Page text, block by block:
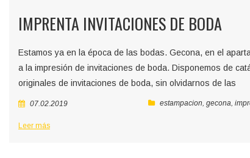
IMPRENTA INVITACIONES DE BODA
Estamos ya en la época de las bodas. Gecona, en el
a la impresión de invitaciones de boda. Disponemos de
originales de invitaciones de boda, sin olvidarnos de las
07.02.2019 estampacion, gecona,
Leer más